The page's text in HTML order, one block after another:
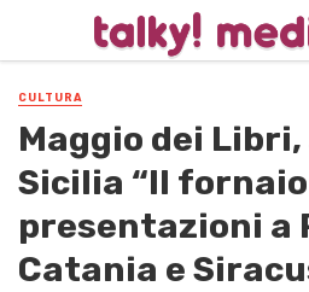
CULTURA
Maggio dei
Sicilia “Il
presentazioni a
Catania e